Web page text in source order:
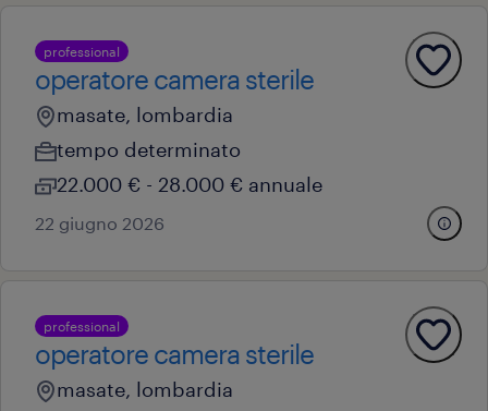
professional
operatore camera sterile
masate, lombardia
tempo determinato
22.000 € - 28.000 € annuale
22 giugno 2026
professional
operatore camera sterile
masate, lombardia